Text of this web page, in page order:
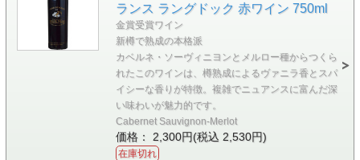
ランス ラングドック 赤ワイン 750ml
金賞受賞ワイン
新樽で熟成の本格派
カベルネ・ソーヴィニヨンとメルロー種からつくら
れたこのワインは、樽熟成によるヴァニラ香とスパ
イシーな香りが特徴。複雑でニュアンスに富んだ深
い味わいが魅力的です。
Cabernet Sauvignon-Merlot
価格： 2,300円(税込 2,530円)
在庫切れ